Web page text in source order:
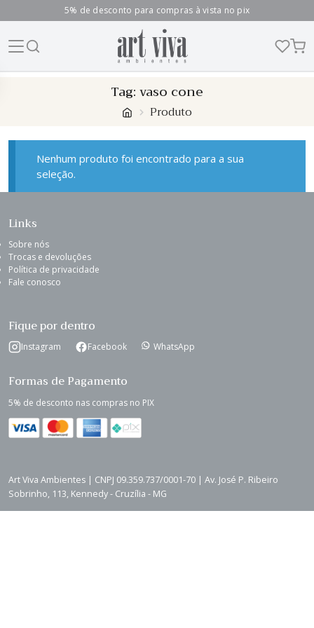
5% de desconto para compras à vista no pix
Tag:vaso cone
Produto
Nenhum produto foi encontrado para a sua
seleção.
Links
Sobre nós
Trocas e devoluções
Política de privacidade
Fale conosco
Fique por dentro
Instagram Facebook WhatsApp
Formas de Pagamento
5% de desconto nas compras no PIX
Art Viva Ambientes | CNPJ 09.359.737/0001-70 | Av. José P. Ribeiro
Sobrinho, 113, Kennedy - Cruzília - MG